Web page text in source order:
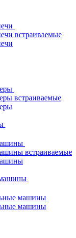
встраиваемые
встраиваемые
встраиваемые
машины
машины